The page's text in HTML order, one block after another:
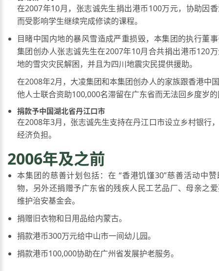
在2007年10月，张志诚先生捐出港币100万元，协助因
而受影响学生继续完成修读的课程。
目睹中国内地的暴风雪造成严重损毁，本集团的执行董
集团创办人张志诚先生在2007年10月合共捐出港币120
地的雪灾灾民解困，并且为四川地震灾民提供援助。
在2008年2月，大凌集团和本集团创办人的家族跟香港中
他人士联合资助100,000名滞留在广东省而无法回乡度岁
捐款予中国湖北省丹江口市
在2008年3月，张志诚先生支持在丹江口市设立乡村银行
经济负担。
2006年及之前
本集团的慈善计划包括：在 “香港饥馑30”慈善活动中
物，另外还捐赠予广东省的残疾人民工艺品厂、母亲之
维护治安基金会。
捐赠旧衣物和日用品给内蒙古。
捐款港币300万元给中山市一间幼儿园。
捐款港币100,000协助在广州省发展护老服务。